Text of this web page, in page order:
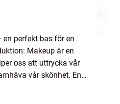
perfekt bas för en
Makeup är en
oss att uttrycka vår
vår skönhet. En